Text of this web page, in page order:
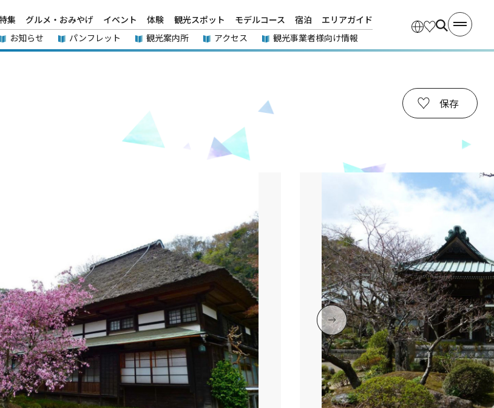
集 グルメ・おみやげ イベント 体験 観光スポット モデルコース 宿泊
エリアガイド
お知らせ
パンフレット 観光案内所 アクセス 観光事業者様向け情報
保存